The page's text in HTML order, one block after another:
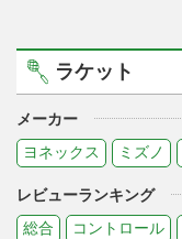
ラケット
メーカー
ヨネックス
ミズノ
レビューランキング
総合
コントロール